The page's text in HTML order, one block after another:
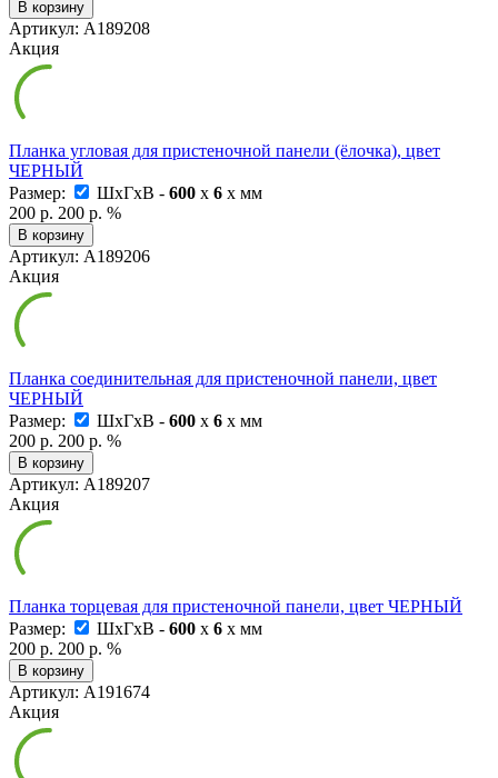
В корзину
Артикул: А189208
Акция
Планка угловая для пристеночной панели (ёлочка), цвет
ЧЕРНЫЙ
Размер:
ШxГxВ - 600 x 6 x мм
200 р. 200 р. %
В корзину
Артикул: А189206
Акция
Планка соединительная для пристеночной панели, цвет
ЧЕРНЫЙ
Размер:
ШxГxВ - 600 x 6 x мм
200 р. 200 р. %
В корзину
Артикул: А189207
Акция
Планка торцевая для пристеночной панели, цвет ЧЕРНЫЙ
Размер:
ШxГxВ - 600 x 6 x мм
200 р. 200 р. %
В корзину
Артикул: А191674
Акция